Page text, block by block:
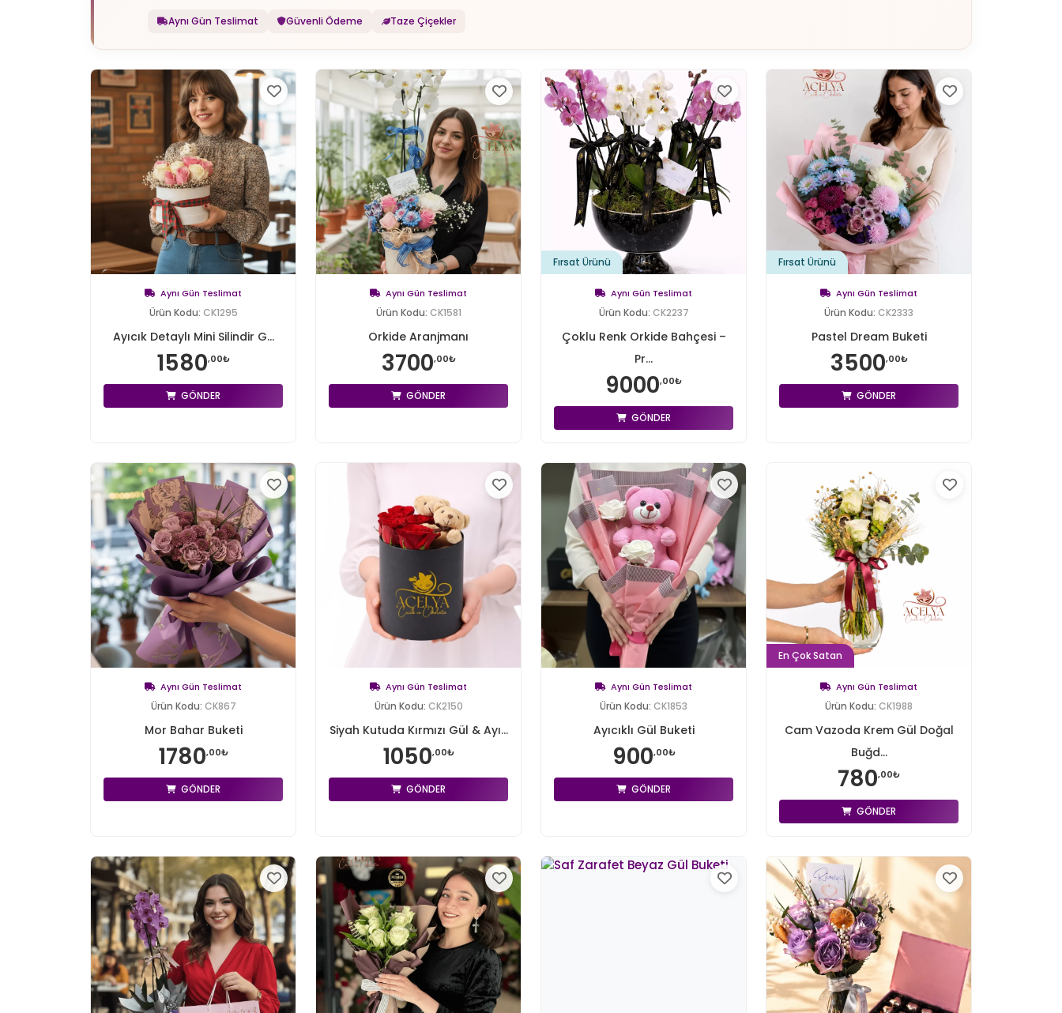
Aynı Gün Teslimat Güvenli Ödeme Taze Çiçekler
Aynı Gün Teslimat
Ürün Kodu: CK1295
Ayıcık Detaylı Mini Silindir G...
1580,00₺
GÖNDER
Aynı Gün Teslimat
Ürün Kodu: CK1581
Orkide Aranjmanı
3700,00₺
GÖNDER
Fırsat Ürünü
Aynı Gün Teslimat
Ürün Kodu: CK2237
Çoklu Renk Orkide Bahçesi –
Pr...
9000,00₺
GÖNDER
Fırsat Ürünü
Aynı Gün Teslimat
Ürün Kodu: CK2333
Pastel Dream Buketi
3500,00₺
GÖNDER
Aynı Gün Teslimat
Ürün Kodu: CK867
Mor Bahar Buketi
1780,00₺
GÖNDER
Aynı Gün Teslimat
Ürün Kodu: CK2150
Siyah Kutuda Kırmızı Gül & Ayı...
1050,00₺
GÖNDER
Aynı Gün Teslimat
Ürün Kodu: CK1853
Ayıcıklı Gül Buketi
900,00₺
GÖNDER
En Çok Satan
Aynı Gün Teslimat
Ürün Kodu: CK1988
Cam Vazoda Krem Gül Doğal
Buğd...
780,00₺
GÖNDER